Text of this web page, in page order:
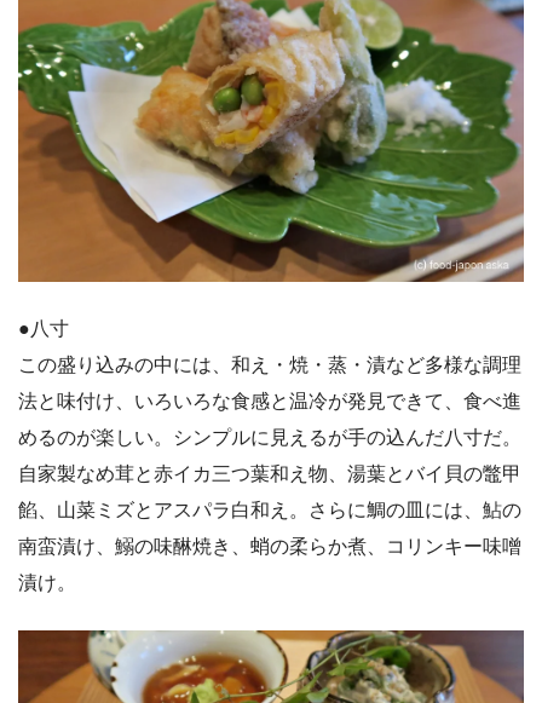
●八寸
この盛り込みの中には、和え・焼・蒸・漬など多様な調理
法と味付け、いろいろな食感と温冷が発見できて、食べ進
めるのが楽しい。シンプルに見えるが手の込んだ八寸だ。
自家製なめ茸と赤イカ三つ葉和え物、湯葉とバイ貝の鼈甲
餡、山菜ミズとアスパラ白和え。さらに鯛の皿には、鮎の
南蛮漬け、鰯の味醂焼き、蛸の柔らか煮、コリンキー味噌
漬け。